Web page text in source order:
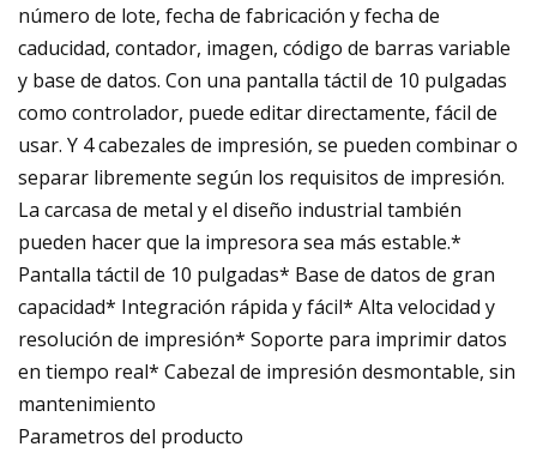
número de lote, fecha de fabricación y fecha de
caducidad, contador, imagen, código de barras variable
y base de datos. Con una pantalla táctil de 10 pulgadas
como controlador, puede editar directamente, fácil de
usar. Y 4 cabezales de impresión, se pueden combinar o
separar libremente según los requisitos de impresión.
La carcasa de metal y el diseño industrial también
pueden hacer que la impresora sea más estable.*
Pantalla táctil de 10 pulgadas* Base de datos de gran
capacidad* Integración rápida y fácil* Alta velocidad y
resolución de impresión* Soporte para imprimir datos
en tiempo real* Cabezal de impresión desmontable, sin
mantenimiento
Parametros del producto